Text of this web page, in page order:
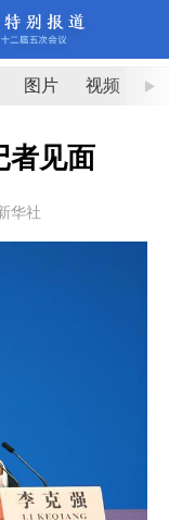
图片 视频 图
者见面
华社